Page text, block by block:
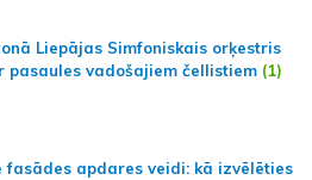
Liepājas Simfoniskais orķestris
pasaules vadošajiem čellistiem (1)
fasādes apdares veidi: kā izvēlēties